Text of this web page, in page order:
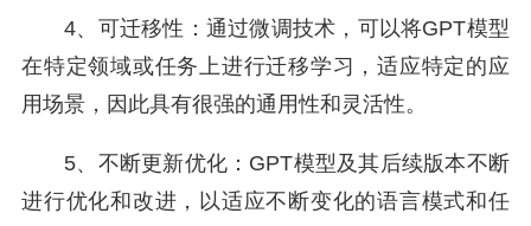
4、可迁移性：通过微调技术，可以将GPT模型
在特定领域或任务上进行迁移学习，适应特定的应
用场景，因此具有很强的通用性和灵活性。
5、不断更新优化：GPT模型及其后续版本不断
进行优化和改进，以适应不断变化的语言模式和任